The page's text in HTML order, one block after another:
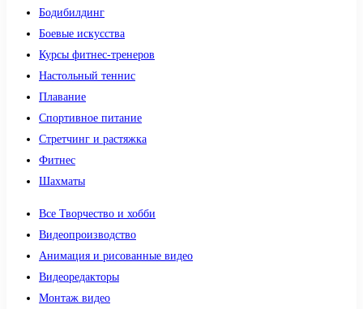
Бодибилдинг
Боевые искусства
Курсы фитнес-тренеров
Настольный теннис
Плавание
Спортивное питание
Стретчинг и растяжка
Фитнес
Шахматы
Все Творчество и хобби
Видеопроизводство
Анимация и рисованные видео
Видеоредакторы
Монтаж видео